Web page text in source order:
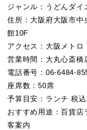
ジャンル：うどんダイ
住所：大阪府大阪市
館10F
アクセス：大阪メトロ
営業時間：大丸心斎橋
電話番号：06-6484-
座席数：50席
予算目安：ランチ 税
おすすめ用途：百貨
客案内